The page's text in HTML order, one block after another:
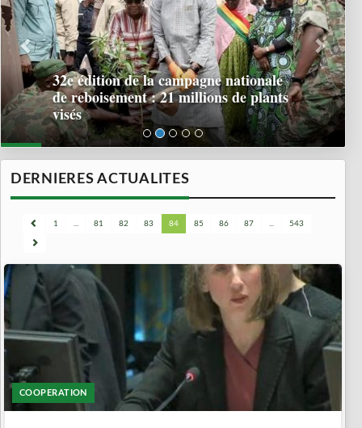
32e édition de la campagne nationale
de reboisement : 21 millions de plants
visés
DERNIERES ACTUALITES
1 ... 81 82 83 84 85 86 87 ... 543
COOPERATION